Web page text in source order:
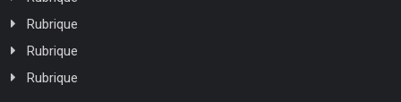
Rubrique
Rubrique
Rubrique